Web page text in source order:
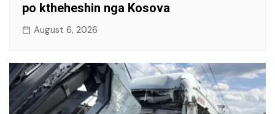
po ktheheshin nga Kosova
August 6, 2026